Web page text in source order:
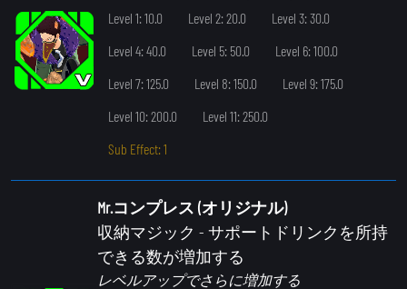
Level 1: 10.0
Level 2: 20.0
Level 3: 30.0
Level 4: 40.0
Level 5: 50.0
Level 6: 100.0
Level 7: 125.0
Level 8: 150.0
Level 9: 175.0
Level 10: 200.0
Level 11: 250.0
Sub Effect: 1
Mr.コンプレス (オリジナル)
収納マジック - サポートドリンクを所持
できる数が増加する
レベルアップでさらに増加する